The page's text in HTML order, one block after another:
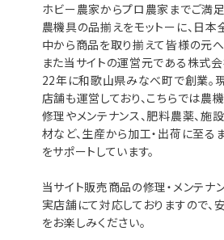
ホビー農家からプロ農家までご満
農機具の品揃えをモットーに、日本
中から商品を取り揃えて皆様の元へ
また当サイトの運営元である株式
22年に和歌山県みなべ町で創業。
店舗も運営しており、こちらでは農
修理やメンテナンス、肥料農薬、施
材など、生産から加工・出荷に至る
をサポートしています。
当サイト販売商品の修理・メンテナ
実店舗にて対応しておりますので、
をお楽しみください。